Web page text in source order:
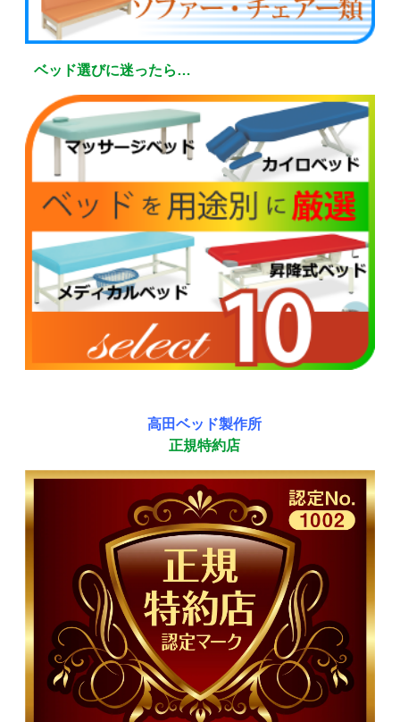
ベッド選びに迷ったら…
高田ベッド製作所
正規特約店